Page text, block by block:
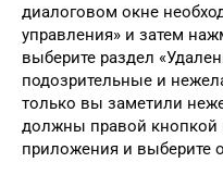
диалоговом окне
управления» и затем
выберите раздел
подозрительные и
только вы заметили
должны правой
приложения и выберите